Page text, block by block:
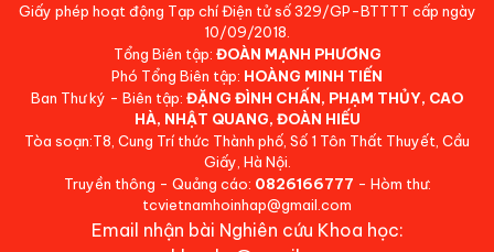
Giấy phép hoạt động Tạp chí Điện tử số 329/GP-BTTTT cấp ngày
10/09/2018.
Tổng Biên tập: ĐOÀN MẠNH PHƯƠNG
Phó Tổng Biên tập: HOÀNG MINH TIẾN
Ban Thư ký - Biên tập: ĐẶNG ĐÌNH CHẤN, PHẠM THỦY, CAO
HÀ, NHẬT QUANG, ĐOÀN HIẾU
Tòa soạn:T8, Cung Trí thức Thành phố, Số 1 Tôn Thất Thuyết, Cầu
Giấy, Hà Nội.
Truyền thông - Quảng cáo: 0826166777 - Hòm thư:
tcvietnamhoinhap@gmail.com
Email nhận bài Nghiên cứu Khoa học: